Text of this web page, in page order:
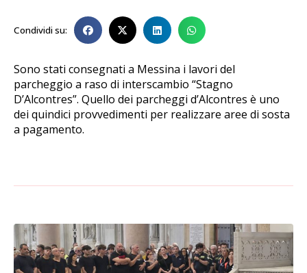
Condividi su:
Sono stati consegnati a Messina i lavori del
parcheggio a raso di interscambio “Stagno
D’Alcontres”. Quello dei parcheggi d’Alcontres è uno
dei quindici provvedimenti per realizzare aree di sosta
a pagamento.